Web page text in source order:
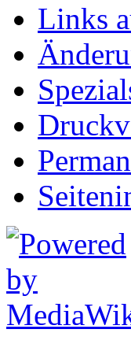
Links